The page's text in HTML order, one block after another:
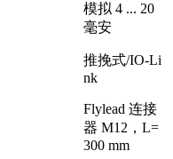
模拟 4 ... 20
毫安
推挽式/IO-Li
nk
Flylead 连接
器 M12，L=
300 mm